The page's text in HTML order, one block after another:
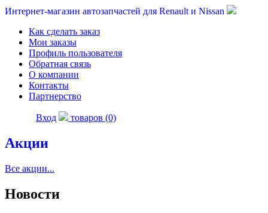
Интернет-магазин автозапчастей для Renault и Nissan
Как сделать заказ
Мои заказы
Профиль пользователя
Обратная связь
О компании
Контакты
Партнерство
Вход товаров (0)
Акции
Все акции...
Новости